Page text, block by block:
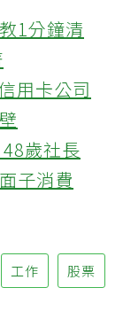
1分鐘清
用卡公司
歲社長
子消費
工作 股票